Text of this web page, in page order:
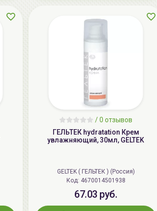
/0 отзывов
ГЕЛЬТЕК hydratation Крем
увлажняющий, 30мл, GELTEK
GELTEK ( ГЕЛЬТЕК ) (Россия)
Код: 4670014501938
67.03 руб.